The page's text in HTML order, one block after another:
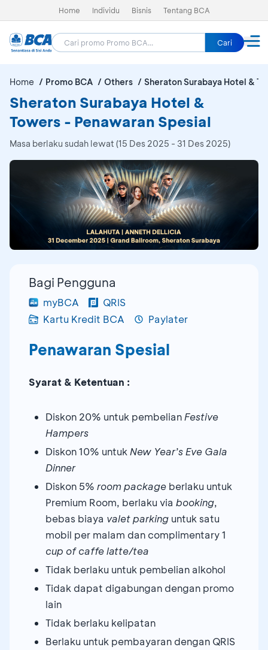
Home Individu Bisnis Tentang BCA
Cari
Home Promo BCA Others Sheraton Surabaya Hotel &
Sheraton Surabaya Hotel &
Towers - Penawaran Spesial
Masa berlaku sudah lewat (15 Des 2025 - 31 Des 2025)
Bagi Pengguna
myBCA
QRIS
Kartu Kredit BCA
Paylater
Penawaran Spesial
Syarat & Ketentuan :
Diskon 20% untuk pembelianFestive
Hampers
Diskon 10% untuk New Year’s Eve Gala
Dinner
Diskon 5% room package berlaku untuk
Premium Room, berlaku via booking,
bebas biaya valet parking untuk satu
mobil per malam dan complimentary 1
cup of caffe latte/tea
Tidak berlaku untuk pembelian alkohol
Tidak dapat digabungan dengan promo
lain
Tidak berlaku kelipatan
Berlaku untuk pembayaran dengan QRIS